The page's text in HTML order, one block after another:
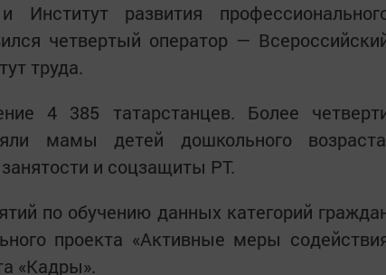
Институт развития
четвертый оператор —
труда.
4 385 татарстанцев. Более
мамы детей дошкольного
и соцзащиты РТ.
по обучению данных категорий
проекта «Активные меры
«Кадры».